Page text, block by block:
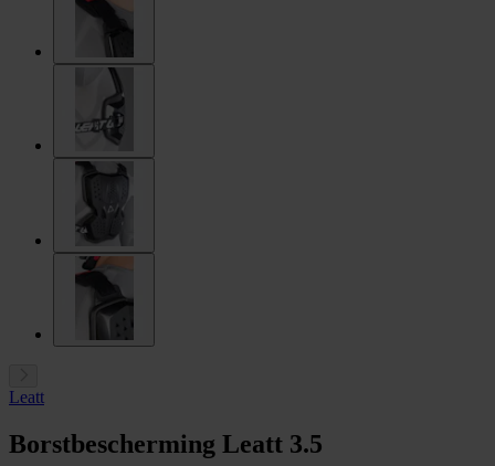
Leatt
Borstbescherming Leatt 3.5